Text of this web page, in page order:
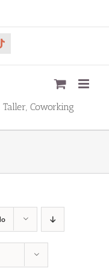
Tiktok
Coworking